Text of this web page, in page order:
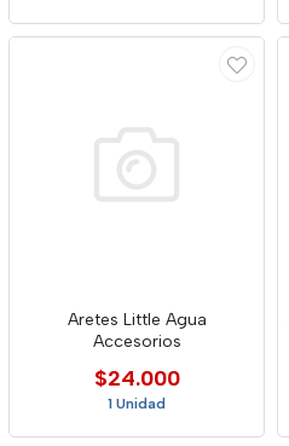
Aretes Little Agua
Accesorios
$24.000
1 Unidad